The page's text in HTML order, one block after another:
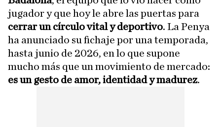
jugador y que hoy le abre las puertas para
cerrar un círculo vital y deportivo. La Penya
ha anunciado su fichaje por una temporada,
hasta junio de 2026, en lo que supone
mucho más que un movimiento de mercado:
es un gesto de amor, identidad y madurez.